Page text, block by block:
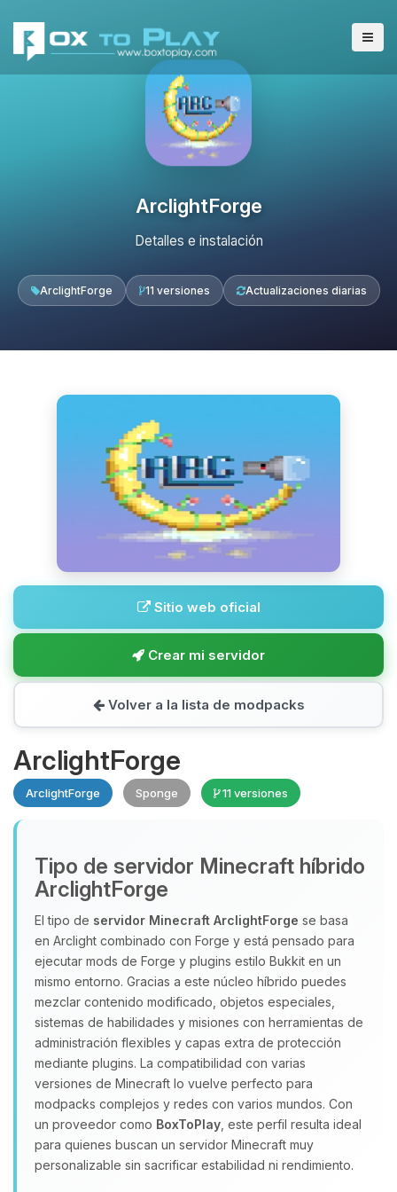
ArclightForge
Detalles e instalación
ArclightForge 11 versiones Actualizaciones diarias
Sitio web oficial
Crear mi servidor
Volver a la lista de modpacks
ArclightForge
ArclightForge Sponge 11 versiones
Tipo de servidor Minecraft híbrido
ArclightForge
El tipo de servidor Minecraft ArclightForge se basa
en Arclight combinado con Forge y está pensado para
ejecutar mods de Forge y plugins estilo Bukkit en un
mismo entorno. Gracias a este núcleo híbrido puedes
mezclar contenido modificado, objetos especiales,
sistemas de habilidades y misiones con herramientas de
administración flexibles y capas extra de protección
mediante plugins. La compatibilidad con varias
versiones de Minecraft lo vuelve perfecto para
modpacks complejos y redes con varios mundos. Con
un proveedor como BoxToPlay , este perfil resulta ideal
para quienes buscan un servidor Minecraft muy
personalizable sin sacrificar estabilidad ni rendimiento.
Yupi, por fin alguien con quien
hablar! Soy Choupy, tu pequeno
asistente de BoxToPlay. Cuentame
que necesitas y moveré mis
pequenos circuitos para ayudarte.
07/08/2026 20:07